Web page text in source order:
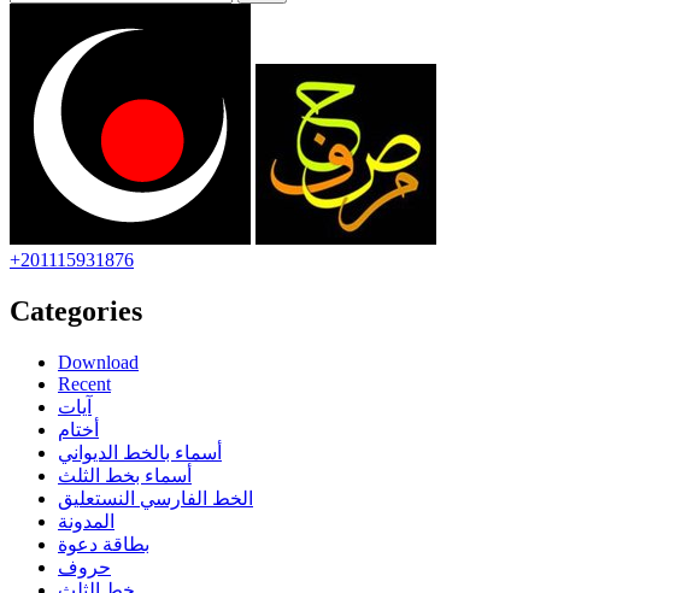
+201115931876
Categories
Download
Recent
آيات
أختام
أسماء بالخط الديواني
أسماء بخط الثلث
الخط الفارسي النستعليق
المدونة
بطاقة دعوة
حروف